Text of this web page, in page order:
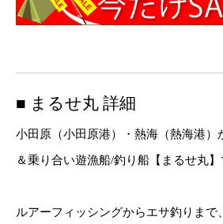
■ まるせ丸 詳細
小田原（小田原港）・熱海（熱海港）
＆乗り合い遊漁船/釣り船【まるせ丸】
ルアーフィッシングからエサ釣りまで